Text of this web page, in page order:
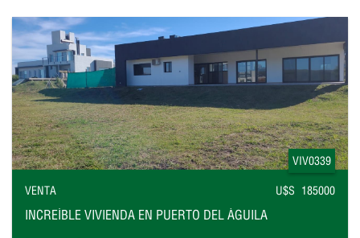
VIV0339
VENTA U$S 185000
INCREÍBLE VIVIENDA EN PUERTO DEL ÁGUILA